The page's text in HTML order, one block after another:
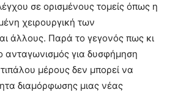
σε ορισμένους τομείς όπως η
χειρουργική των
άλλους. Παρά το γεγονός πως κι
ανταγωνισμός για δυσφήμηση
μέρους δεν μπορεί να
διαμόρφωσης μιας νέας